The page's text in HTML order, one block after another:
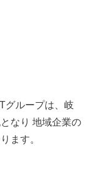
ループは、 岐
なり 地域企業の
ます。